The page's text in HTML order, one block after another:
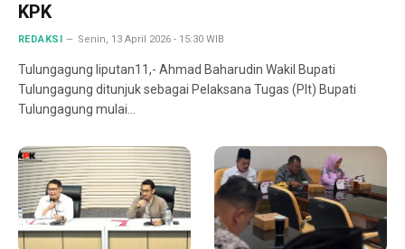
KPK
REDAKSI Senin, 13 April 2026 - 15:30 WIB
Tulungagung liputan11,- Ahmad Baharudin Wakil Bupati
Tulungagung ditunjuk sebagai Pelaksana Tugas (Plt) Bupati
Tulungagung mulai…